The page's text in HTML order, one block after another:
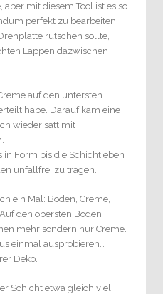
mit diesem Tool ist es so
perfekt zu bearbeiten.
rutschen sollte,
Lappen dazwischen
auf den untersten
habe. Darauf kam eine
wieder satt mit
Form bis die Schicht eben
unfallfrei zu tragen.
ein Mal: Boden, Creme,
den obersten Boden
mehr sondern nur Creme.
einmal ausprobieren…
Deko.
Schicht etwa gleich viel